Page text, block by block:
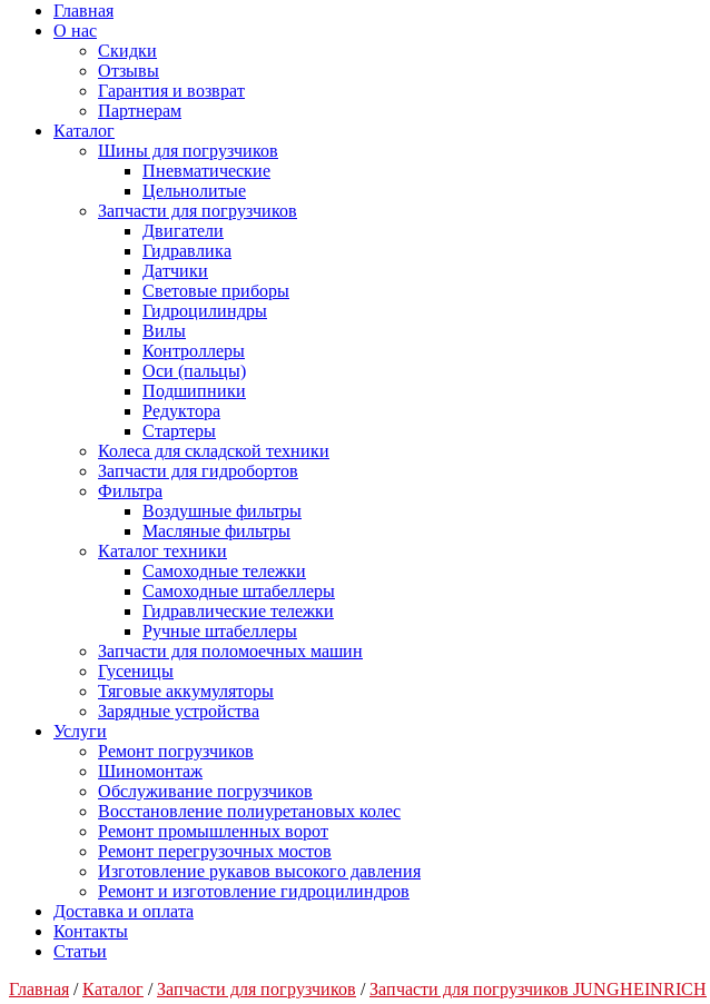
Главная
О нас
Скидки
Отзывы
Гарантия и возврат
Партнерам
Каталог
Шины для погрузчиков
Пневматические
Цельнолитые
Запчасти для погрузчиков
Двигатели
Гидравлика
Датчики
Световые приборы
Гидроцилиндры
Вилы
Контроллеры
Оси (пальцы)
Подшипники
Редуктора
Стартеры
Колеса для складской техники
Запчасти для гидробортов
Фильтра
Воздушные фильтры
Масляные фильтры
Каталог техники
Самоходные тележки
Самоходные штабеллеры
Гидравлические тележки
Ручные штабеллеры
Запчасти для поломоечных машин
Гусеницы
Тяговые аккумуляторы
Зарядные устройства
Услуги
Ремонт погрузчиков
Шиномонтаж
Обслуживание погрузчиков
Восстановление полиуретановых колес
Ремонт промышленных ворот
Ремонт перегрузочных мостов
Изготовление рукавов высокого давления
Ремонт и изготовление гидроцилиндров
Доставка и оплата
Контакты
Статьи
Главная /Каталог /Запчасти для погрузчиков /Запчасти для погрузчиков JUNGHEINRICH